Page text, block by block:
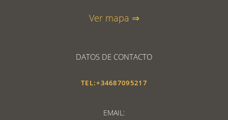
Ver mapa ⇒
DATOS DE CONTACTO
TEL:+34687095217
EMAIL: